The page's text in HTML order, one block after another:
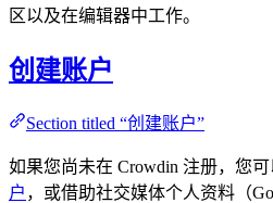
区以及在编辑器中工作。
创建账户
Section titled “创建账户”
如果您尚未在 Crowdin 注册，您
户 ，或借助社交媒体个人资料（